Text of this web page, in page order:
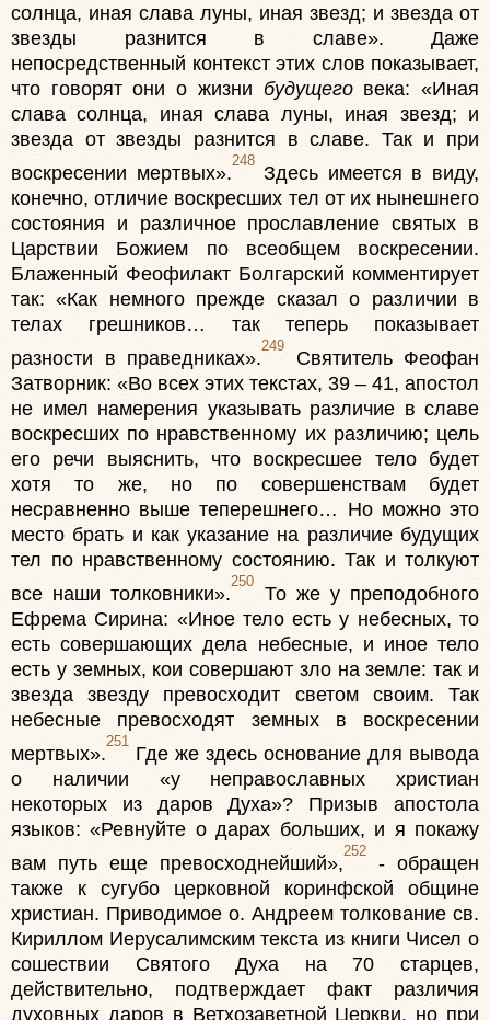
солнца, иная слава луны, иная звезд; и звезда от
звезды разнится в славе». Даже
непосредственный контекст этих слов показывает,
что говорят они о жизни будущеговека: «Иная
слава солнца, иная слава луны, иная звезд; и
звезда от звезды разнится в славе. Так и при
воскресении мертвых».
248
Здесь имеется в виду,
конечно, отличие воскресших тел от их нынешнего
состояния и различное прославление святых в
Царствии Божием по всеобщем воскресении.
Блаженный Феофилакт Болгарский комментирует
так: «Как немного прежде сказал о различии в
телах грешников… так теперь показывает
разности в праведниках».
249
Святитель Феофан
Затворник: «Во всех этих текстах, 39 – 41, апостол
не имел намерения указывать различие в славе
воскресших по нравственному их различию; цель
его речи выяснить, что воскресшее тело будет
хотя то же, но по совершенствам будет
несравненно выше теперешнего… Но можно это
место брать и как указание на различие будущих
тел по нравственному состоянию. Так и толкуют
все наши толковники».
250
То же у преподобного
Ефрема Сирина: «Иное тело есть у небесных, то
есть совершающих дела небесные, и иное тело
есть у земных, кои совершают зло на земле: так и
звезда звезду превосходит светом своим. Так
небесные превосходят земных в воскресении
мертвых».
251
Где же здесь основание для вывода
о наличии «у неправославных христиан
некоторых из даров Духа»? Призыв апостола
языков: «Ревнуйте о дарах больших, и я покажу
вам путь еще превосходнейший»,
252
- обращен
также к сугубо церковной коринфской общине
христиан. Приводимое о. Андреем толкование св.
Кириллом Иерусалимским текста из книги Чисел о
сошествии Святого Духа на 70 старцев,
действительно, подтверждает факт различия
духовных даров в Ветхозаветной Церкви, но при